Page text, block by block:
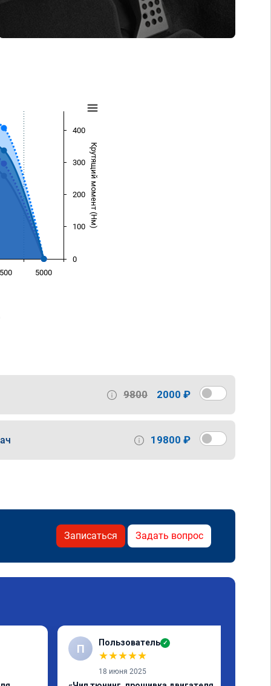
Крутящий момент (Нм)
5000
0
100
200
300
400
9800 2000 ₽
19800 ₽
Записаться Задать вопрос
П Пользователь ✓
★★★★★
18 июня 2025